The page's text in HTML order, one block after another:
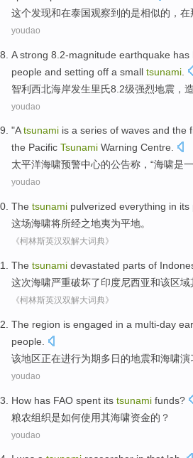
这个发现和在泰国观察到 的是相似的 ， 在
youdao
Astrong 8.2-magnitude earthquake has
people and setting off a small tsunami
智利西北海岸发生里氏8.2级强烈地震 ，
youdao
"Atsunami is a series of waves and the
the Pacific Tsunami Warning Centre.
太平洋海啸预警中心的公告称 ，“海啸是
youdao
The tsunami pulverized everything in its
这场海啸将所经之地夷为平地。
《柯林斯英汉双解大词典》
The tsunami devastated parts of
这次海啸严重破坏了印度尼西亚和该区域
《柯林斯英汉双解大词典》
The region is engaged in a multi-day
people
该地区正在进行为期多日的地震和海啸演
youdao
How has FAO spent its tsunami funds?
粮农组织是如何使用其海啸资金的？
youdao